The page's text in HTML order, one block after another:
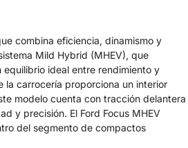
combina eficiencia, dinamismo y
Mild Hybrid (MHEV), que
ideal entre rendimiento y
la carrocería proporciona un interior
modelo cuenta con tracción delantera
y precisión. El Ford Focus MHEV
del segmento de compactos